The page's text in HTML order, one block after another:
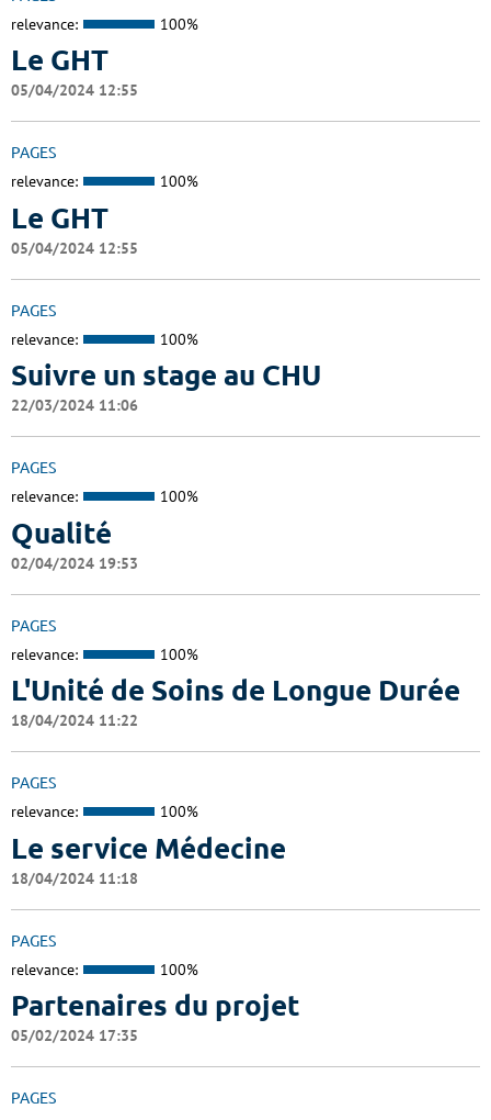
relevance: 100%
Le GHT
05/04/2024 12:55
PAGES
relevance: 100%
Le GHT
05/04/2024 12:55
PAGES
relevance: 100%
Suivre un stage au CHU
22/03/2024 11:06
PAGES
relevance: 100%
Qualité
02/04/2024 19:53
PAGES
relevance: 100%
L'Unité de Soins de Longue Durée
18/04/2024 11:22
PAGES
relevance: 100%
Le service Médecine
18/04/2024 11:18
PAGES
relevance: 100%
Partenaires du projet
05/02/2024 17:35
PAGES